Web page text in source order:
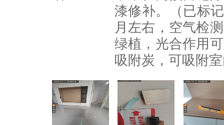
漆修补。（已标
月左右，空气检
绿植，光合作用
吸附炭，可吸附